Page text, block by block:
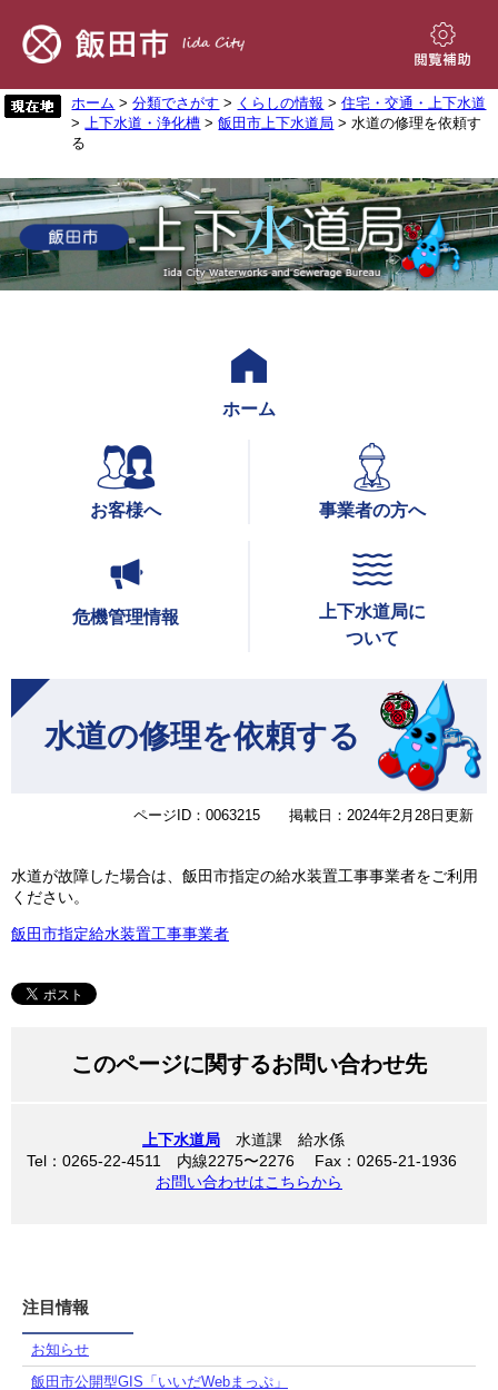
先
す。
を
し
て
本
文
へ
閲
補
助
ホーム >分類でさがす > くらしの情報 >住宅・交通・上下水道
>上下水道・浄化槽 >飯田市上下水道局 > 水道の修理を依頼す
る
ホーム
お客様へ 事業者の方へ
危機管理情報
上下水道局に
ついて
文
水道の修理を依頼する
ページID：0063215 掲載日：2024年2月28日更新
水道が故障した場合は、飯田市指定の給水装置工事事業者をご利用
ください。
飯田市指定給水装置工事事業者
このページに関するお問い合わせ先
上下水道局 水道課 給水係
Tel：0265-22-4511 内線2275〜2276 Fax：0265-21-1936
お問い合わせはこちらから
注目情報
お知らせ
飯田市公開型GIS「いいだWebまっぷ」